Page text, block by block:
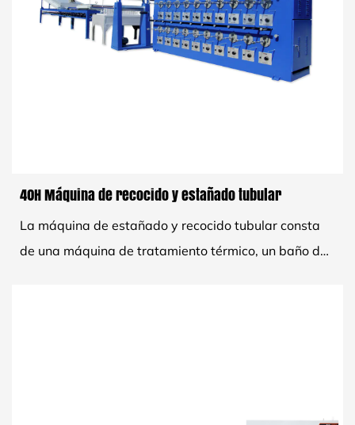
40H Máquina de recocido y estañado tubular
La máquina de estañado y recocido tubular consta
de una máquina de tratamiento térmico, un baño de